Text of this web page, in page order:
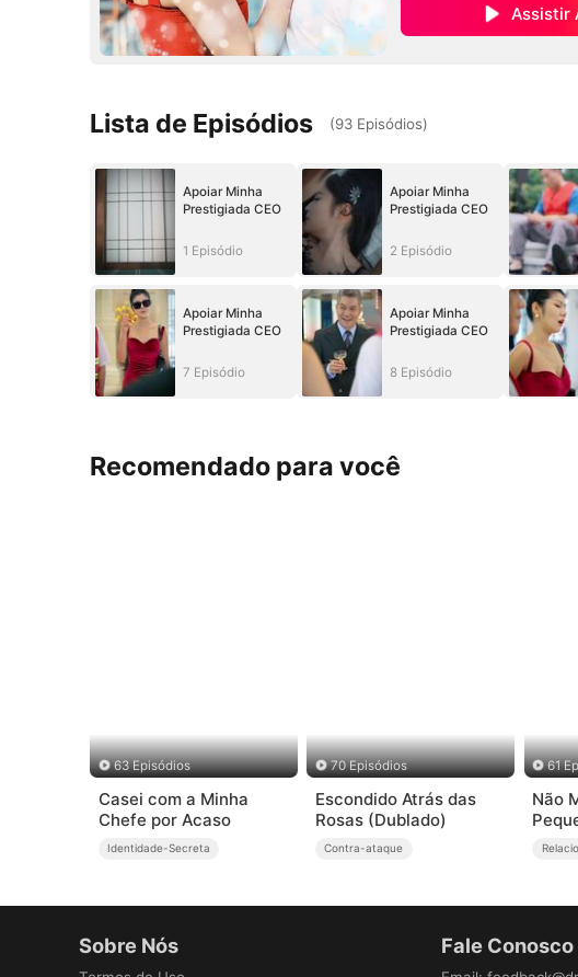
Assistir
Lista de Episódios (93 Episódios)
Apoiar Minha
Prestigiada CEO
1 Episódio
Apoiar Minha
Prestigiada CEO
2 Episódio
Apoiar Minha
Prestigiada CEO
7 Episódio
Apoiar Minha
Prestigiada CEO
8 Episódio
Recomendado para você
63 Episódios
Casei com a Minha
Chefe por Acaso
Identidade-Secreta
70 Episódios
Escondido Atrás das
Rosas (Dublado)
Contra-ataque
61
Não
Sobre Nós Fale Conosco